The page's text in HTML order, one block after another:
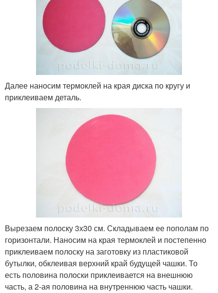
Далее наносим термоклей на края диска по кругу и
приклеиваем деталь.
Вырезаем полоску 3х30 см. Складываем ее пополам по
горизонтали. Наносим на края термоклей и постепенно
приклеиваем полоску на заготовку из пластиковой
бутылки, обклеивая верхний край будущей чашки. То
есть половина полоски приклеивается на внешнюю
часть, а 2-ая половина на внутреннюю часть чашки.